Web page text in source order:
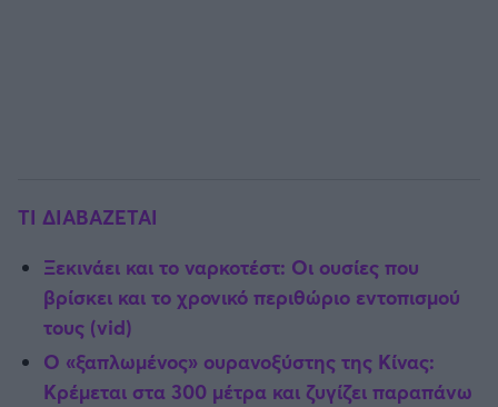
ΤΙ ΔΙΑΒΑΖΕΤΑΙ
Ξεκινάει και το ναρκοτέστ: Οι ουσίες που
βρίσκει και το χρονικό περιθώριο εντοπισμού
τους (vid)
Ο «ξαπλωμένος» ουρανοξύστης της Κίνας:
Κρέμεται στα 300 μέτρα και ζυγίζει παραπάνω